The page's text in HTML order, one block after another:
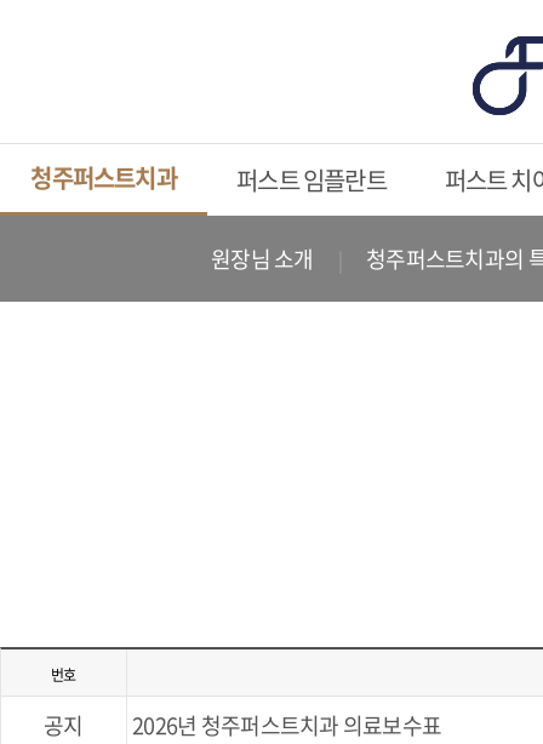
청주퍼스트치과 퍼스트 임플란트 퍼스트 치
원장님 소개 청주퍼스트치과의
번호
공지
2026년 청주퍼스트치과 의료보수표